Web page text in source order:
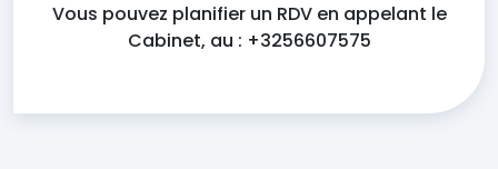
Vous pouvez planifier un RDV en appelant le
Cabinet, au : +3256607575